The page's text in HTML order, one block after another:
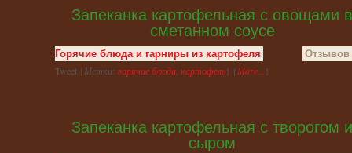
Запеканка картофельная с овощами в
сметанном соусе
Горячие блюда и гарниры из картофеля Отзывов
Tweet {Метки: горячие блюда, картофель} {More...}
Запеканка картофельная с творогом и
сыром